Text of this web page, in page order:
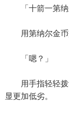
「十箭一第纳
用第纳尔金币
「嗯？」
用手指轻轻拨
显更加低劣。